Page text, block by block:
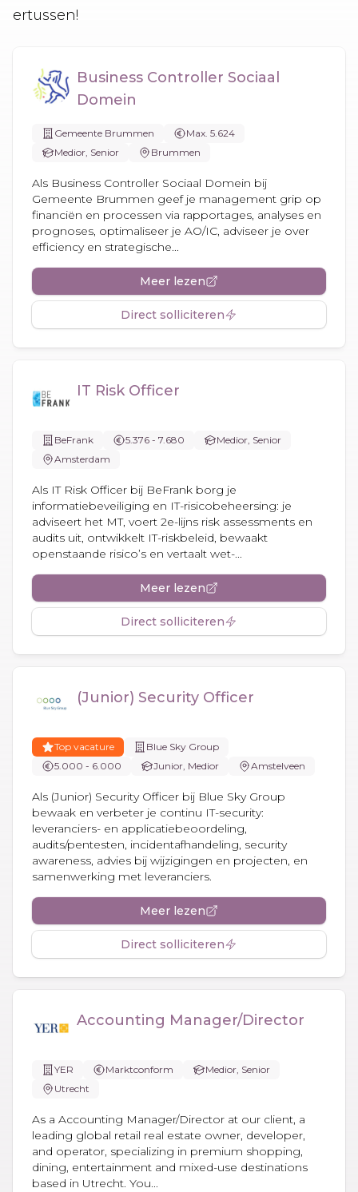
ertussen!
Business Controller Sociaal
Domein
Gemeente Brummen
Max. 5.624
Medior, Senior
Brummen
Als Business Controller Sociaal Domein bij
Gemeente Brummen geef je management grip op
financiën en processen via rapportages, analyses en
prognoses, optimaliseer je AO/IC, adviseer je over
efficiency en strategische...
Meer lezen
Direct solliciteren
IT Risk Officer
BeFrank 5.376 - 7.680
Medior, Senior
Amsterdam
Als IT Risk Officer bij BeFrank borg je
informatiebeveiliging en IT-risicobeheersing: je
adviseert het MT, voert 2e-lijns risk assessments en
audits uit, ontwikkelt IT-riskbeleid, bewaakt
openstaande risico’s en vertaalt wet-...
Meer lezen
Direct solliciteren
(Junior) Security Officer
Top vacature
Blue Sky Group
5.000 - 6.000
Junior, Medior Amstelveen
Als (Junior) Security Officer bij Blue Sky Group
bewaak en verbeter je continu IT-security:
leveranciers- en applicatiebeoordeling,
audits/pentesten, incidentafhandeling, security
awareness, advies bij wijzigingen en projecten, en
samenwerking met leveranciers.
Meer lezen
Direct solliciteren
Accounting Manager/Director
YER Marktconform
Medior, Senior
Utrecht
As a Accounting Manager/Director at our client, a
leading global retail real estate owner, developer,
and operator, specializing in premium shopping,
dining, entertainment and mixed-use destinations
based in Utrecht. You...